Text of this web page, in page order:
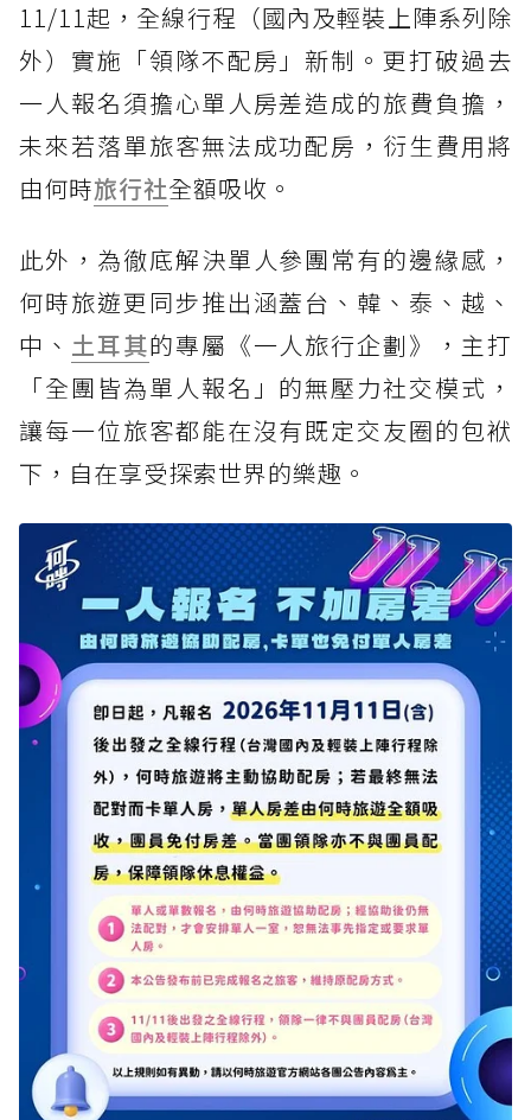
11/11起，全線行程（國內及輕裝上陣系列除
外）實施「領隊不配房」新制。更打破過去
一人報名須擔心單人房差造成的旅費負擔，
未來若落單旅客無法成功配房，衍生費用將
由何時旅行社全額吸收。
此外，為徹底解決單人參團常有的邊緣感，
何時旅遊更同步推出涵蓋台、韓、泰、越、
中、 土耳其的專屬《一人旅行企劃》，主打
「全團皆為單人報名」的無壓力社交模式，
讓每一位旅客都能在沒有既定交友圈的包袱
下，自在享受探索世界的樂趣。